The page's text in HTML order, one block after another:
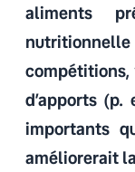
aliments
compétitions,
d’apports
importants
améliorerait